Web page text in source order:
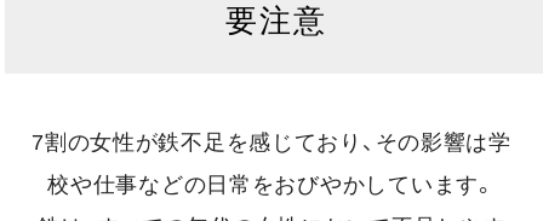
要注意
7割の女性が鉄不足を感じており、その影響は学
校や仕事などの日常をおびやかしています。